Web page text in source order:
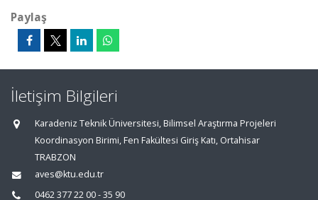
Paylaş
İletişim Bilgileri
Karadeniz Teknik Üniversitesi, Bilimsel Araştırma Projeleri
Koordinasyon Birimi, Fen Fakültesi Giriş Katı, Ortahisar
TRABZON
aves@ktu.edu.tr
0462 377 22 00 - 35 90